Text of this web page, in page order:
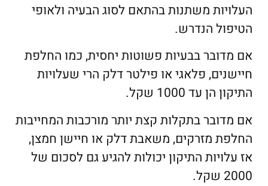
העלויות משתנות בהתאם לסוג הבעיה ולאופי
הטיפול הנדרש.
אם מדובר בבעיות פשוטות יחסית, כמו החלפת
חיישנים, פלאגי או פילטר דלק הרי שעלויות
התיקון הן עד 1000 שקל.
אם מדובר בתקלות קצת יותר מורכבות המחייבות
החלפת מזרקים, משאבת דלק או חיישן חמצן,
אז עלויות התיקון יכולות להגיע גם לסכום של
2000 שקל.